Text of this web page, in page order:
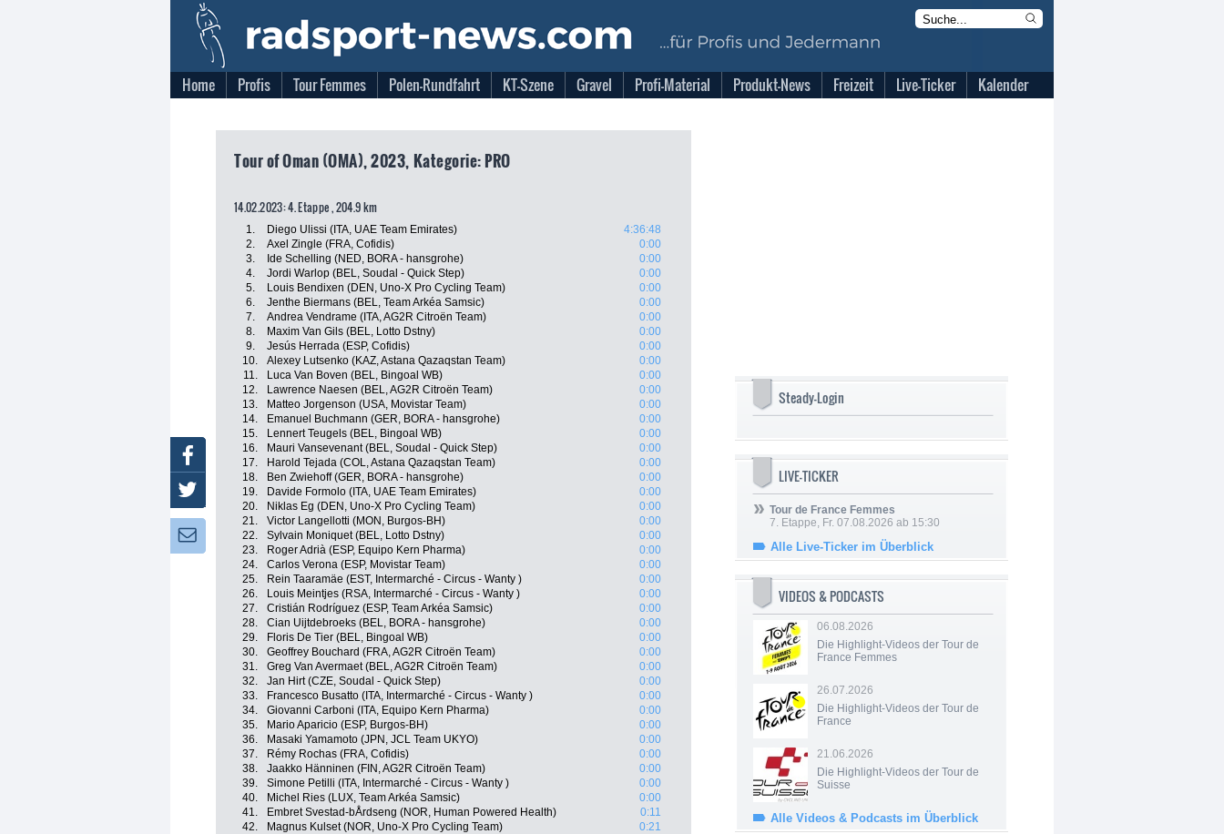
Home Profis Tour Femmes Polen-Rundfahrt KT-Szene Gravel Profi-Material Produkt-News Freizeit Live-Ticker Kalender
Tour of Oman (OMA), 2023, Kategorie: PRO
14.02.2023: 4. Etappe , 204.9 km
1. Diego Ulissi (ITA, UAE Team Emirates)
4:36:48
2.
Axel Zingle (FRA, Cofidis)
0:00
3.
Ide Schelling (NED, BORA - hansgrohe)
0:00
4.
Jordi Warlop (BEL, Soudal - Quick Step)
0:00
5.
Louis Bendixen (DEN, Uno-X Pro Cycling Team)
0:00
6.
Jenthe Biermans (BEL, Team Arkéa Samsic)
0:00
7.
Andrea Vendrame (ITA, AG2R Citroën Team)
0:00
8.
Maxim Van Gils (BEL, Lotto Dstny)
0:00
9.
Jesús Herrada (ESP, Cofidis)
0:00
10.
Alexey Lutsenko (KAZ, Astana Qazaqstan Team)
0:00
11.
Luca Van Boven (BEL, Bingoal WB)
0:00
12.
Lawrence Naesen (BEL, AG2R Citroën Team)
0:00
13.
Matteo Jorgenson (USA, Movistar Team)
0:00
14.
Emanuel Buchmann (GER, BORA - hansgrohe)
0:00
15.
Lennert Teugels (BEL, Bingoal WB)
0:00
16.
Mauri Vansevenant (BEL, Soudal - Quick Step)
0:00
17.
Harold Tejada (COL, Astana Qazaqstan Team)
0:00
18.
Ben Zwiehoff (GER, BORA - hansgrohe)
0:00
19.
Davide Formolo (ITA, UAE Team Emirates)
0:00
20.
Niklas Eg (DEN, Uno-X Pro Cycling Team)
0:00
21.
Victor Langellotti (MON, Burgos-BH)
0:00
22.
Sylvain Moniquet (BEL, Lotto Dstny)
0:00
23.
Roger Adrià (ESP, Equipo Kern Pharma)
0:00
24.
Carlos Verona (ESP, Movistar Team)
0:00
25.
Rein Taaramäe (EST, Intermarché - Circus - Wanty )
0:00
26.
Louis Meintjes (RSA, Intermarché - Circus - Wanty )
0:00
27.
Cristián Rodríguez (ESP, Team Arkéa Samsic)
0:00
28.
Cian Uijtdebroeks (BEL, BORA - hansgrohe)
0:00
29.
Floris De Tier (BEL, Bingoal WB)
0:00
30.
Geoffrey Bouchard (FRA, AG2R Citroën Team)
0:00
31.
Greg Van Avermaet (BEL, AG2R Citroën Team)
0:00
32.
Jan Hirt (CZE, Soudal - Quick Step)
0:00
33.
Francesco Busatto (ITA, Intermarché - Circus - Wanty )
0:00
34.
Giovanni Carboni (ITA, Equipo Kern Pharma)
0:00
35.
Mario Aparicio (ESP, Burgos-BH)
0:00
36.
Masaki Yamamoto (JPN, JCL Team UKYO)
0:00
37.
Rémy Rochas (FRA, Cofidis)
0:00
38.
Jaakko Hänninen (FIN, AG2R Citroën Team)
0:00
39.
Simone Petilli (ITA, Intermarché - Circus - Wanty )
0:00
40.
Michel Ries (LUX, Team Arkéa Samsic)
0:00
41.
Embret Svestad-bÅrdseng (NOR, Human Powered Health)
0:11
42.
Magnus Kulset (NOR, Uno-X Pro Cycling Team)
0:21
Steady-Login
LIVE-TICKER
Tour de France Femmes
7. Etappe, Fr. 07.08.2026 ab 15:30
Alle Live-Ticker im Überblick
VIDEOS & PODCASTS
06.08.2026
Die Highlight-Videos der Tour de
France Femmes
26.07.2026
Die Highlight-Videos der Tour de
France
21.06.2026
Die Highlight-Videos der Tour de
Suisse
Alle Videos & Podcasts im Überblick
Facebook
Twitter
Newsletter: